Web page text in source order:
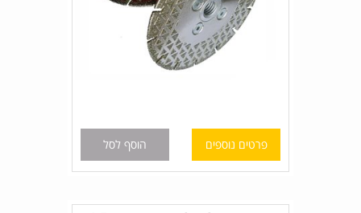
פרטים נוספים הוסף לסל